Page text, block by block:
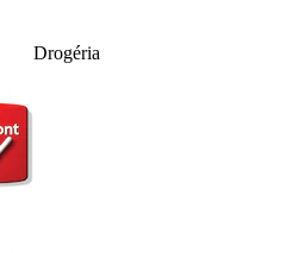
Drogéria